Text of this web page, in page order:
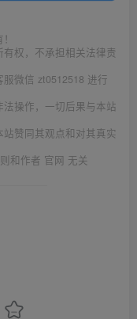
权，不承担相关法律责
微信 zt0512518 进行
操作，一切后果与本站
赞同其观点和对其真实
和作者 官网 无关